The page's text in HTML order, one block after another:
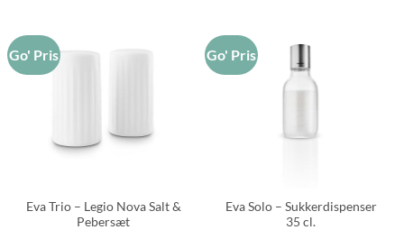
Go' Pris
Eva Trio – Legio Nova Salt &
Pebersæt
Go' Pris
Eva Solo – Sukkerdispenser
35 cl.